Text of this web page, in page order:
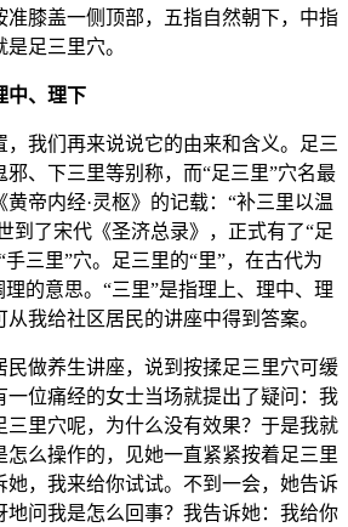
准膝盖一侧顶部，五指自然朝下，中指
足三里穴。
、理下
，我们再来说说它的由来和含义。足三
邪、下三里等别称，而“足三里”穴名最
帝内经·灵枢》的记载：“补三里以温
到了宋代《圣济总录》，正式有了“足
三里”穴。足三里的“里”，在古代为
的意思。“三里”是指理上、理中、理
我给社区居民的讲座中得到答案。
民做养生讲座，说到按揉足三里穴可缓
一位痛经的女士当场就提出了疑问：我
三里穴呢，为什么没有效果？于是我就
怎么操作的，见她一直紧紧按着足三里
她，我来给你试试。不到一会，她告诉
地问我是怎么回事？我告诉她：我给你